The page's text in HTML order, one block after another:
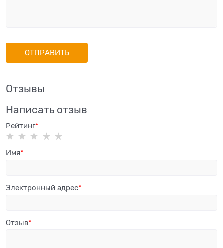
Отзывы
Написать отзыв
Рейтинг
Имя
Электронный адрес
Отзыв